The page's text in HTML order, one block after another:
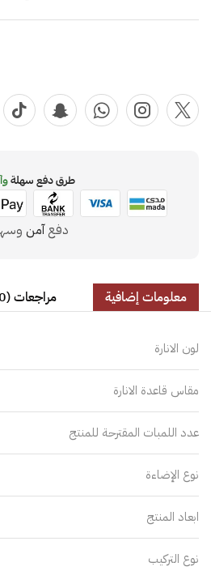
طرق دفع سهلة
دفعآمن
معلومات إضافية مراجعات (0)
لون الانارة
مقاس قاعدة الانارة
عدد اللمبات المقترحة للمنتج
نوع الإضاءة
ابعاد المنتج
نوع التركيب